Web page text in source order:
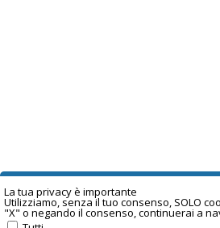
La tua privacy è importante
Utilizziamo, senza il tuo consenso, SOLO
"X" o negando il consenso, continuerai a